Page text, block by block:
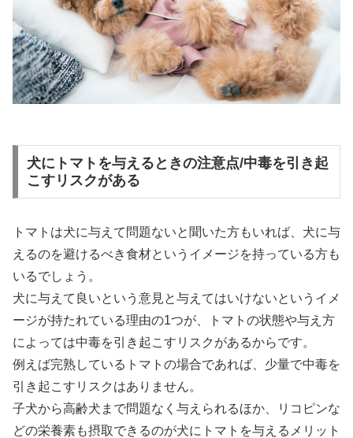
犬にトマトを与えるときの注意点/中毒を引き起
こすリスクがある
トマトは犬に与えて問題ないと聞いた方もいれば、犬に与
えるのを避けるべき食材というイメージを持っている方も
いるでしょう。
犬に与えて良いという意見と与えてはいけないというイメ
ージが持たれている理由の1つが、トマトの状態や与え方
によっては中毒を引き起こすリスクがあるからです。
例えば完熟しているトマトの場合であれば、少量で中毒を
引き起こすリスクはありません。
子犬から高齢犬まで問題なく与えられるほか、リコピンな
どの栄養素も摂取できるのが犬にトマトを与えるメリット